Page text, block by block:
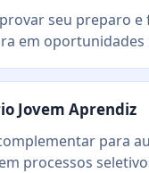
seu preparo
em oportunidades
Jovem Aprendiz
para
processos